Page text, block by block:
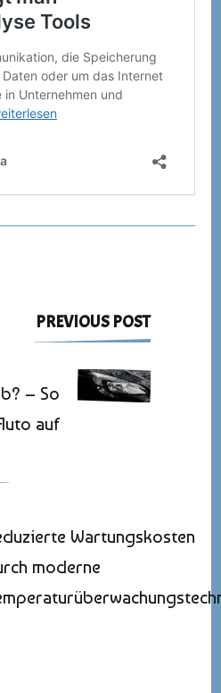
Post
PREVIOUS POST
– So
auf
Wartungskosten
moderne